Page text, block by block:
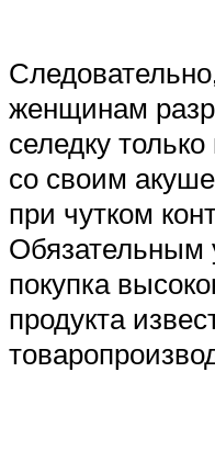
женщинам
селедку
со своим
при чутком
Обязательным
покупка
продукта